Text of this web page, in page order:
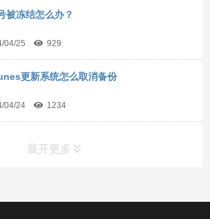
被冻结怎么办？
04/25 929
更新系统怎么取消备份
04/24 1234
展开更多